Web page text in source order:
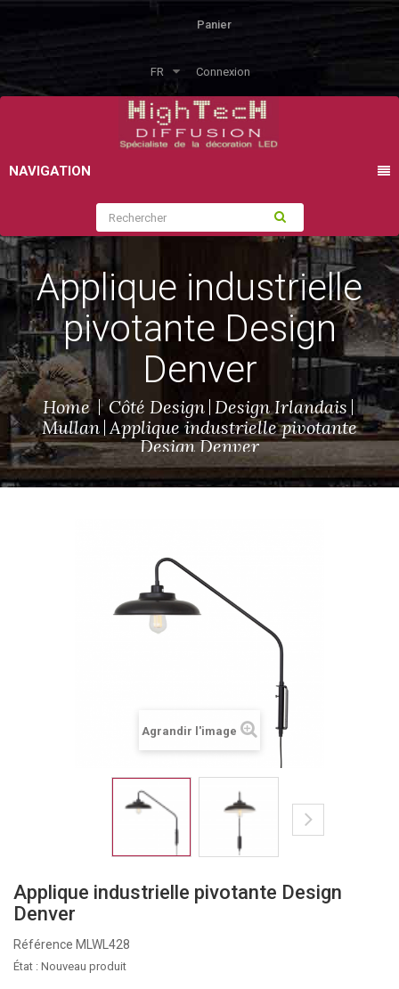
Panier
FR Connexion
NAVIGATION
Applique industrielle
pivotante Design
Denver
Home Côté Design Design Irlandais
Mullan Applique industrielle pivotante
Design Denver
Agrandir l'image
Applique industrielle pivotante Design
Denver
Référence MLWL428
État : Nouveau produit